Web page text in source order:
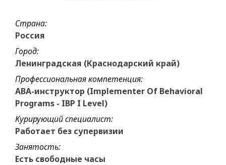
Страна:
Россия
Город:
Ленинградская (Краснодарский край)
Профессиональная компетенция:
ABA-инструктор (Implementer Of Behavioral
Programs - IBP I Level)
Курирующий специалист:
Работает без супервизии
Занятость:
Есть свободные часы